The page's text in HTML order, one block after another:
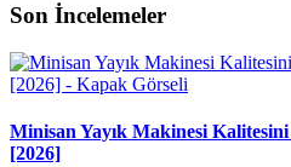
Son İncelemeler
Minisan Yayık Makinesi
[2026]